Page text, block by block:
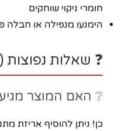
חומרי ניקוי שוחקים
הימנעו מנפילה או חבלה
❓ שאלות נפוצות (FAQ)
❔ האם המוצר
כן! ניתן להוסיף אריזת